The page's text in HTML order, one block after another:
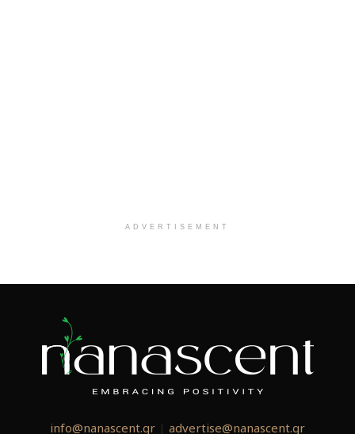
ADVERTISEMENT
info@nanascent.gr | advertise@nanascent.gr